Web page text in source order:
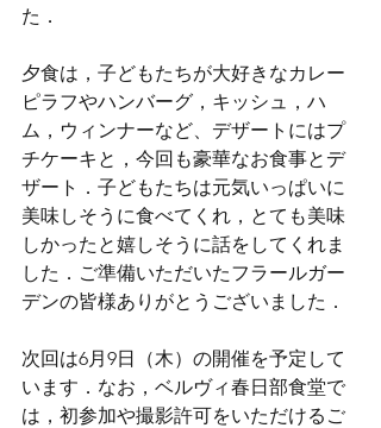
た．
夕食は，子どもたちが大好きなカレー
ピラフやハンバーグ，キッシュ，ハ
ム，ウィンナーなど、デザートにはプ
チケーキと，今回も豪華なお食事とデ
ザート．子どもたちは元気いっぱいに
美味しそうに食べてくれ，とても美味
しかったと嬉しそうに話をしてくれま
した．ご準備いただいたフラールガー
デンの皆様ありがとうございました．
次回は6月9日（木）の開催を予定して
います．なお，ベルヴィ春日部食堂で
は，初参加や撮影許可をいただけるご